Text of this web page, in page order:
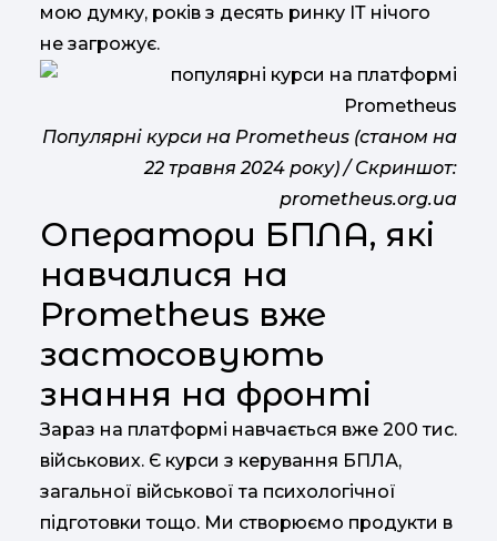
мою думку, років з десять ринку ІТ нічого
не загрожує.
Популярні курси на Prometheus (станом на
22 травня 2024 року) / Скриншот:
prometheus.org.ua
Оператори БПЛА, які
навчалися на
Prometheus вже
застосовують
знання на фронті
Зараз на платформі навчається вже 200 тис.
військових. Є курси з керування БПЛА,
загальної військової та психологічної
підготовки тощо. Ми створюємо продукти в